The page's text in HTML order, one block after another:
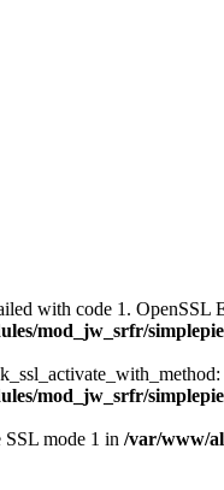
with code 1. OpenSSL
mod_jw_srfr/
mod_jw_srfr/
SSL mode 1 in /var/www/